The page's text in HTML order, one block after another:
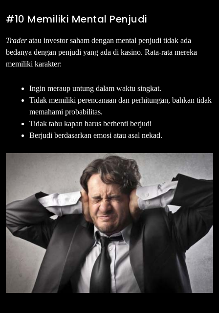
#10 Memiliki Mental Penjudi
Traderatau investor saham dengan mental penjudi tidak ada
bedanya dengan penjudi yang ada di kasino. Rata-rata mereka
memiliki karakter:
Ingin meraup untung dalam waktu singkat.
Tidak memiliki perencanaan dan perhitungan, bahkan tidak
memahami probabilitas.
Tidak tahu kapan harus berhenti berjudi
Berjudi berdasarkan emosi atau asal nekad.